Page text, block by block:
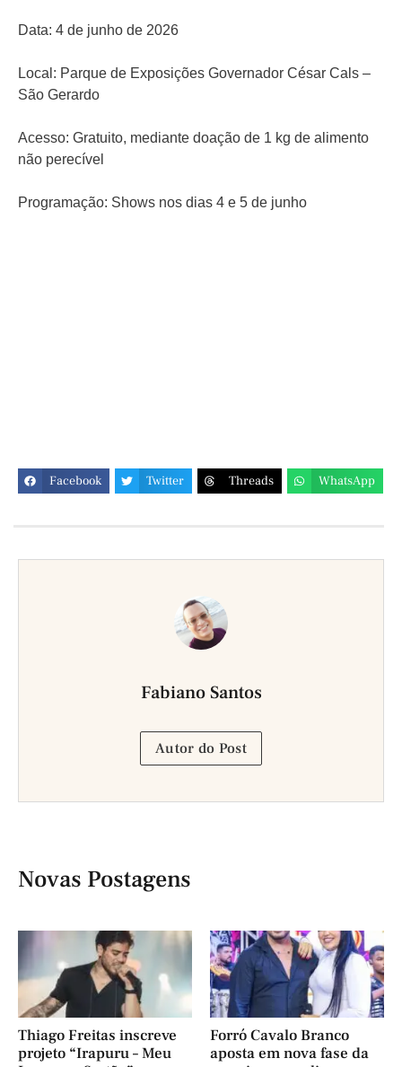
Data: 4 de junho de 2026
Local: Parque de Exposições Governador César Cals –
São Gerardo
Acesso: Gratuito, mediante doação de 1 kg de alimento
não perecível
Programação: Shows nos dias 4 e 5 de junho
Facebook Twitter Threads WhatsApp
Fabiano Santos
Autor do Post
Novas Postagens
Thiago Freitas inscreve
projeto “Irapuru – Meu
Forró Cavalo Branco
aposta em nova fase da